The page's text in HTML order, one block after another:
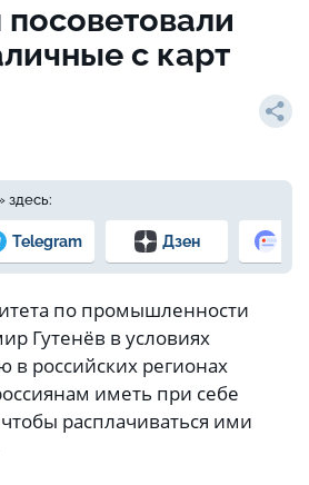
с карт
здесь:
Telegram Дзен
по промышленности
Гутенёв в условиях
в российских регионах
иметь при себе
расплачиваться ими